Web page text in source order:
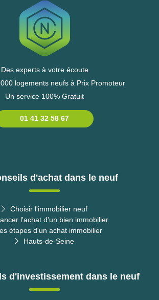
Des experts à votre écoute
logements neufs à Prix Promoteur
Un service 100% Gratuit
01 41 32 58 67
d'achat dans le neuf
Choisir l'immobilier neuf
l'achat d'un bien immobilier
étapes d'un achat immobilier
Hauts-de-Seine
d'investissement dans le neuf